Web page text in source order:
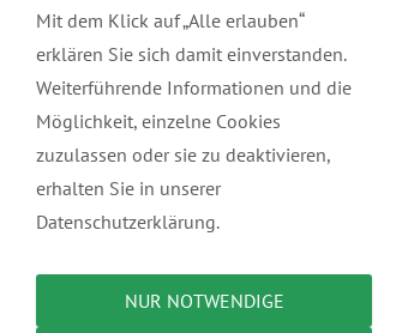
Navigation einblenden
Mit dem Klick auf „Alle erlauben“
erklären Sie sich damit einverstanden.
Weiterführende Informationen und die
Möglichkeit, einzelne Cookies
zuzulassen oder sie zu deaktivieren,
erhalten Sie in unserer
Datenschutzerklärung.
NUR NOTWENDIGE